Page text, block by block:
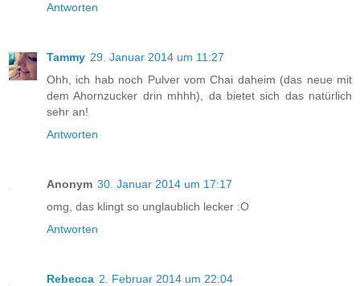
Antworten
Tammy 29. Januar 2014 um 11:27
Ohh, ich hab noch Pulver vom Chai daheim (das neue mit
dem Ahornzucker drin mhhh), da bietet sich das natürlich
sehr an!
Antworten
Anonym 30. Januar 2014 um 17:17
omg, das klingt so unglaublich lecker :O
Antworten
Rebecca 2. Februar 2014 um 22:04